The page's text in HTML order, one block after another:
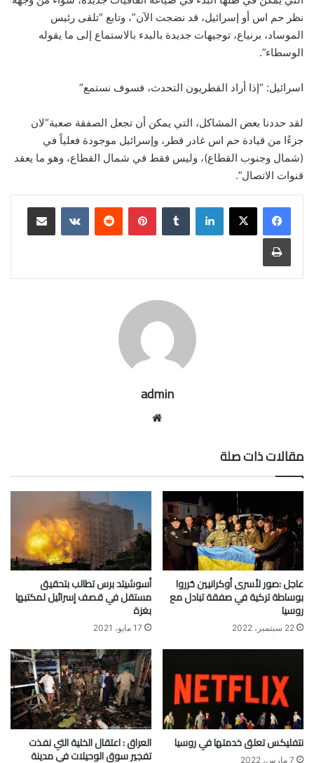
نظر حم اس أو إسرائيل، قد نضجت الآن”، وتابع “تلقى رئيس
الموساد، برنياع، توجيهات جديدة بالبدء بالاستماع إلى ما يقوله
الوسطاء”.
اسرائيل: “إذا أراد القطريون التحدث، فسوف نستمع”
لقد حددنا بعض المشاكل، التي يمكن أن تجعل الصفقة صعبة”لان
جزءًا من قيادة حم اس غادر قطر، وإسرائيل موجودة فعلياً في
(شمال وجنوب القطاع)، وليس فقط في شمال القطاع، وهو ما يعقد
قنوات الاتصال”.
لينكدإن بينتيريست مشاركة عبر البريد
طباعة
admin
مقالات ذات صلة
عاجل :صور لأسرى أوكرانيين حُرروا
بوساطة تركية في صفقة تبادل مع
روسيا
22 سبتمبر، 2022
أسوشيتد برس تطالب بتحقيق
مستقل في قصف إسرائيل لمكتبها
بغزة
17 مايو، 2021
نتفليكس تعلق خدمتها في روسيا
7 مارس، 2022
العراق : اعتقال الخلية التي نفذت
تفجير سوق الوحيلات في مدينة